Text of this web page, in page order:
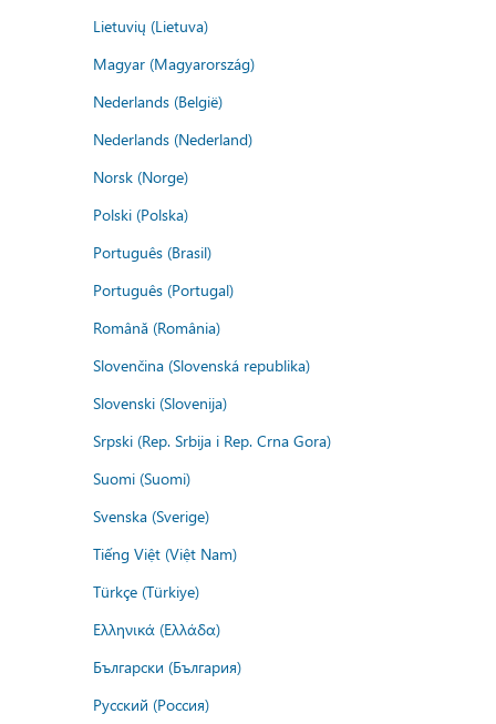
Lietuvių (Lietuva)
Magyar (Magyarország)
Nederlands (België)
Nederlands (Nederland)
Norsk (Norge)
Polski (Polska)
Português (Brasil)
Português (Portugal)
Română (România)
Slovenčina (Slovenská republika)
Slovenski (Slovenija)
Srpski (Rep. Srbija i Rep. Crna Gora)
Suomi (Suomi)
Svenska (Sverige)
Tiếng Việt (Việt Nam)
Türkçe (Türkiye)
Ελληνικά (Ελλάδα)
Български (България)
Русский (Россия)